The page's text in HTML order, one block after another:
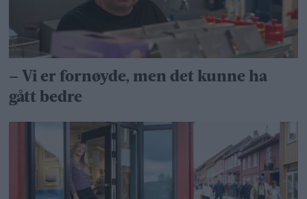
– Vi er fornøyde, men det kunne ha
gått bedre